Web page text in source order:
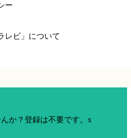
ー
レビ」について
か？登録は不要です。 x